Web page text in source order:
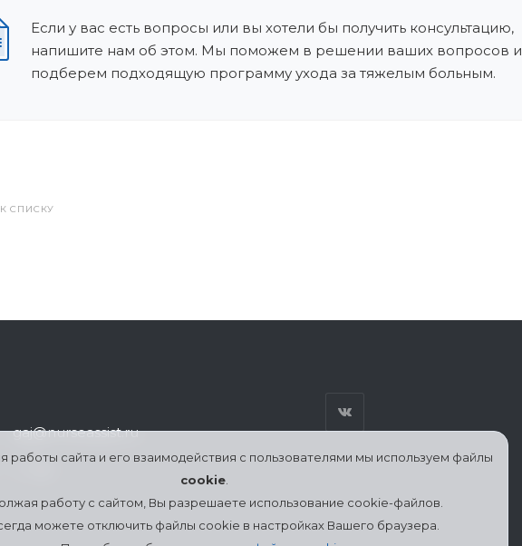
Если у вас есть вопросы или вы хотели бы получить консультацию,
напишите нам об этом. Мы поможем в решении ваших вопросов и
подберем подходящую программу ухода за тяжелым больным.
СПИСКУ
gaj@nurseassist.ru
работы сайта и его взаимодействия с пользователями мы используем файлы
cookie.
работу с сайтом, Вы разрешаете использование cookie-файлов.
можете отключить файлы cookie в настройках Вашего браузера.